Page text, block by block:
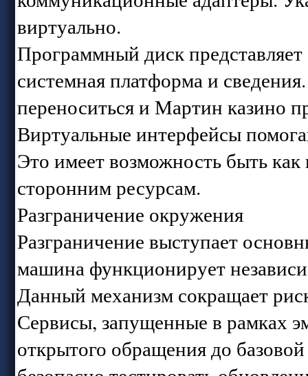
виртуально.
Программный диск представляет
системная платформа и
переноситься и Мартин казино
Виртуальные интерфейсы
Это имеет возможность быть
сторонним ресурсам.
Разграничение окружения
Разграничение выступает
машина функционирует
Данный механизм сокращает
Сервисы, запущенные в рамках
открытого обращения до